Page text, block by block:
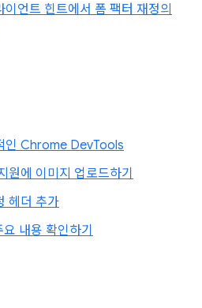
언트 힌트에서 폼 팩터 재정의
인 Chrome DevTools
원에 이미지 업로드하기
헤더 추가
내용 확인하기